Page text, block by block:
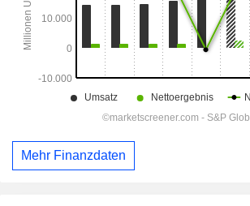
Mehr Finanzdaten